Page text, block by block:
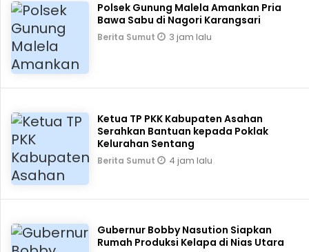
Polsek Gunung Malela Amankan Pria
Bawa Sabu di Nagori Karangsari
Berita Sumut 3 jam lalu
Ketua TP PKK Kabupaten Asahan
Serahkan Bantuan kepada Poklak
Kelurahan Sentang
Berita Sumut 4 jam lalu
Gubernur Bobby Nasution Siapkan
Rumah Produksi Kelapa di Nias Utara